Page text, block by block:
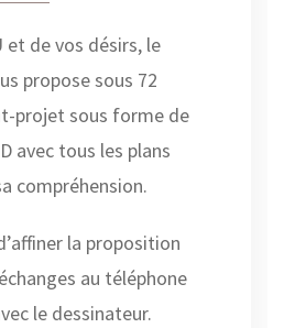
et de vos désirs, le
propose sous 72
projet sous forme de
avec tous les plans
compréhension.
la proposition
au téléphone
le dessinateur.